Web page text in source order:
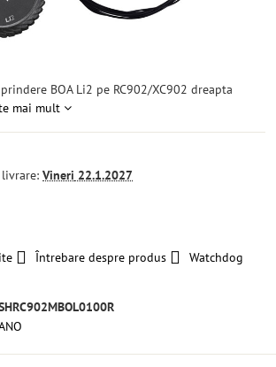
BOA Li2 pe RC902/XC902 dreapta
mai mult
Vineri 22.1.2027
Întrebare despre produs
Watchdog